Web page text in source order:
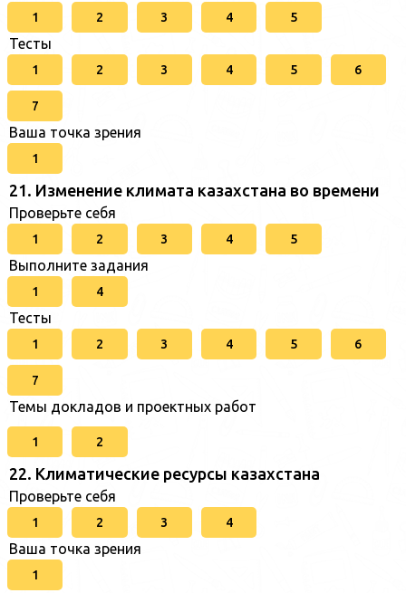
1 2 3 4 5
Тесты
1 2 3 4 5 6
7
Ваша точка зрения
1
21. Изменение климата казахстана во времени
Проверьте себя
1 2 3 4 5
Выполните задания
1 4
Тесты
1 2 3 4 5 6
7
Темы докладов и проектных работ
1 2
22. Климатические ресурсы казахстана
Проверьте себя
1 2 3 4
Ваша точка зрения
1